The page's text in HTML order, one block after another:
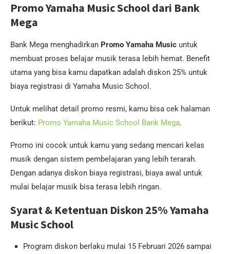
Promo Yamaha Music School dari Bank
Mega
Bank Mega menghadirkan Promo Yamaha Music untuk
membuat proses belajar musik terasa lebih hemat. Benefit
utama yang bisa kamu dapatkan adalah diskon 25% untuk
biaya registrasi di Yamaha Music School.
Untuk melihat detail promo resmi, kamu bisa cek halaman
berikut: Promo Yamaha Music School Bank Mega.
Promo ini cocok untuk kamu yang sedang mencari kelas
musik dengan sistem pembelajaran yang lebih terarah.
Dengan adanya diskon biaya registrasi, biaya awal untuk
mulai belajar musik bisa terasa lebih ringan.
Syarat & Ketentuan Diskon 25% Yamaha
Music School
Program diskon berlaku mulai 15 Februari 2026 sampai